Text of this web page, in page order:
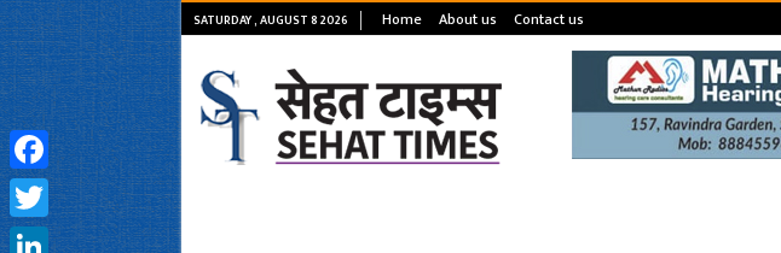
SATURDAY , AUGUST 8 2026 Home About us Contact us
Facebook
Twitter